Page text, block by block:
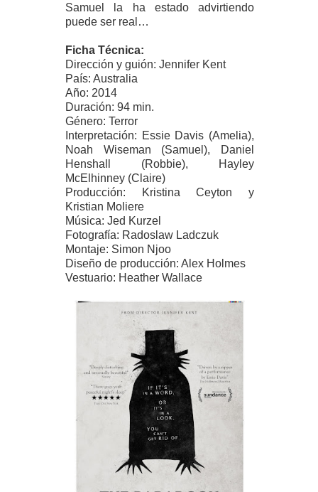
Samuel la ha estado advirtiendo
puede ser real…
Ficha Técnica:
Dirección y guión: Jennifer Kent
País: Australia
Año: 2014
Duración: 94 min.
Género: Terror
Interpretación: Essie Davis (Amelia),
Noah Wiseman (Samuel), Daniel
Henshall (Robbie), Hayley
McElhinney (Claire)
Producción: Kristina Ceyton y
Kristian Moliere
Música: Jed Kurzel
Fotografía: Radoslaw Ladczuk
Montaje: Simon Njoo
Diseño de producción: Alex Holmes
Vestuario: Heather Wallace